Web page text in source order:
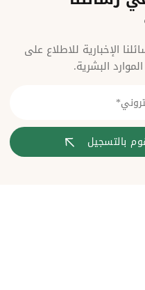
الإخبارية للاطلاع على
البشرية.
بالتسجيل
الدخول